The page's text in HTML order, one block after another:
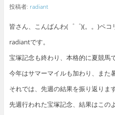
投稿者: radiant
皆さん、こんばんわ(゜゜)(。。)ペコ
radiantです。
宝塚記念も終わり、本格的に夏競馬で
今年はサマーマイルも加わり、また
それでは、先週の結果を振り返ります
先週行われた宝塚記念、結果はこの